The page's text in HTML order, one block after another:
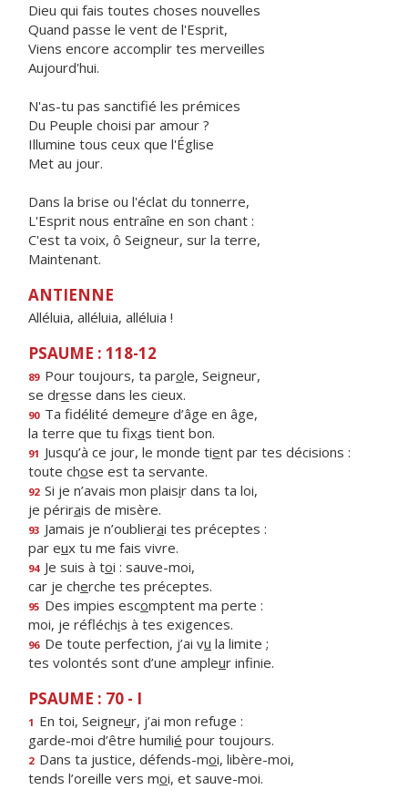
Dieu qui fais toutes choses nouvelles
Quand passe le vent de l'Esprit,
Viens encore accomplir tes merveilles
Aujourd'hui.
N'as-tu pas sanctifié les prémices
Du Peuple choisi par amour ?
Illumine tous ceux que l'Église
Met au jour.
Dans la brise ou l'éclat du tonnerre,
L'Esprit nous entraîne en son chant :
C'est ta voix, ô Seigneur, sur la terre,
Maintenant.
ANTIENNE
Alléluia, alléluia, alléluia !
PSAUME : 118-12
89 Pour toujours, ta parole, Seigneur,
se dresse dans les cieux.
90 Ta fidélité demeure d’âge en âge,
la terre que tu fixas tient bon.
91 Jusqu’à ce jour, le monde tient par tes décisions :
toute chose est ta servante.
92 Si je n’avais mon plaisir dans ta loi,
je périrais de misère.
93 Jamais je n’oublierai tes préceptes :
par eux tu me fais vivre.
94 Je suis à toi : sauve-moi,
car je cherche tes préceptes.
95 Des impies escomptent ma perte :
moi, je réfléchis à tes exigences.
96 De toute perfection, j’ai vu la limite ;
tes volontés sont d’une ampleur infinie.
PSAUME : 70 - I
1 En toi, Seigneur, j’ai mon refuge :
garde-moi d’être humilié pour toujours.
2 Dans ta justice, défends-moi, libère-moi,
tends l’oreille vers moi, et sauve-moi.